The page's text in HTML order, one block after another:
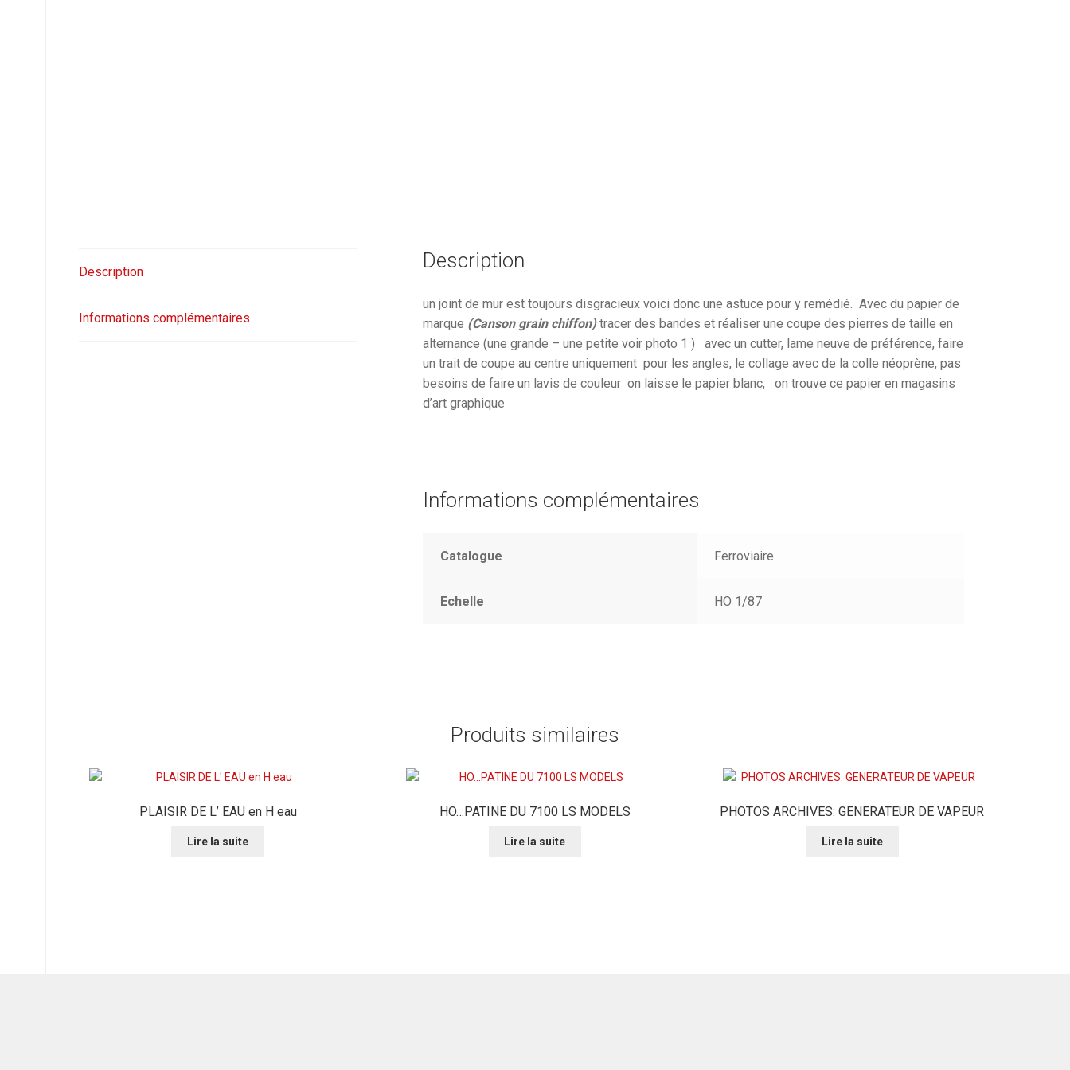
Description
Informations complémentaires
Description
un joint de mur est toujours disgracieux voici donc une astuce pour y remédié. Avec du papier de
marque (Canson grain chiffon) tracer des bandes et réaliser une coupe des pierres de taille en
alternance (une grande – une petite voir photo 1 ) avec un cutter, lame neuve de préférence, faire
un trait de coupe au centre uniquement pour les angles, le collage avec de la colle néoprène, pas
besoins de faire un lavis de couleur on laisse le papier blanc, on trouve ce papier en magasins
d’art graphique
Informations complémentaires
Catalogue Ferroviaire
Echelle HO 1/87
Produits similaires
PLAISIR DE L’ EAU en H eau
Lire la suite
HO…PATINE DU 7100 LS MODELS
Lire la suite
PHOTOS ARCHIVES: GENERATEUR DE VAPEUR
Lire la suite